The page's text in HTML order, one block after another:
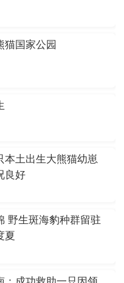
猫国家公园
本土出生大熊猫幼崽
良好
野生斑海豹种群留驻
夏